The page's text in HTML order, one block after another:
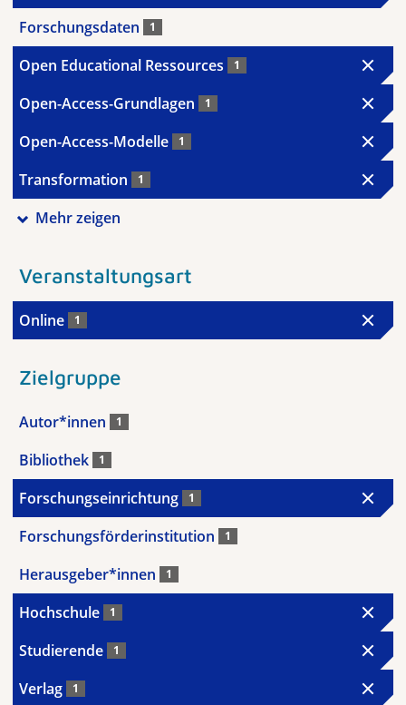
Forschungsdaten 1
Open Educational Ressources 1
Open-Access-Grundlagen 1
Open-Access-Modelle 1
Transformation 1
Mehr zeigen
Veranstaltungsart
Online 1
Zielgruppe
Autor*innen 1
Bibliothek 1
Forschungseinrichtung 1
Forschungsförderinstitution 1
Herausgeber*innen 1
Hochschule 1
Studierende 1
Verlag 1